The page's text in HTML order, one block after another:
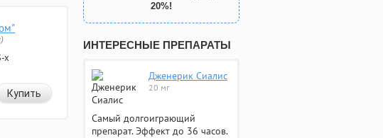
х
Купить
20%!
ИНТЕРЕСНЫЕ ПРЕПАРАТЫ
Дженерик Сиалис
20 мг
Самый долгоиграющий
препарат. Эффект до 36 часов.